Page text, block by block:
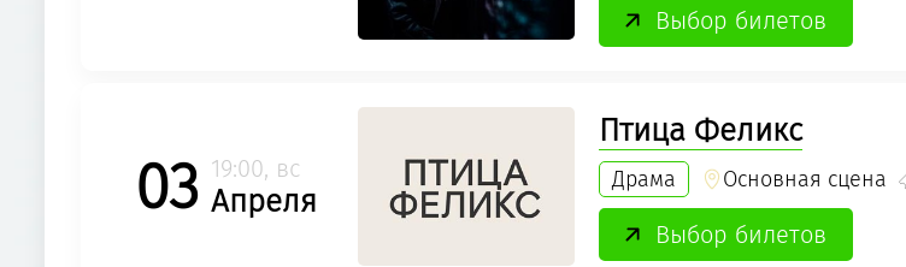
Выбор билетов
03 19:00, вс
Апреля
Птица Феликс
Драма Основная сцена
Выбор билетов